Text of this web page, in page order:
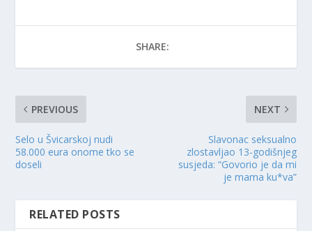
SHARE:
PREVIOUS
Selo u Švicarskoj nudi
58.000 eura onome tko se
doseli
NEXT
Slavonac seksualno
zlostavljao 13-godišnjeg
susjeda: “Govorio je da mi
je mama ku*va”
RELATED POSTS